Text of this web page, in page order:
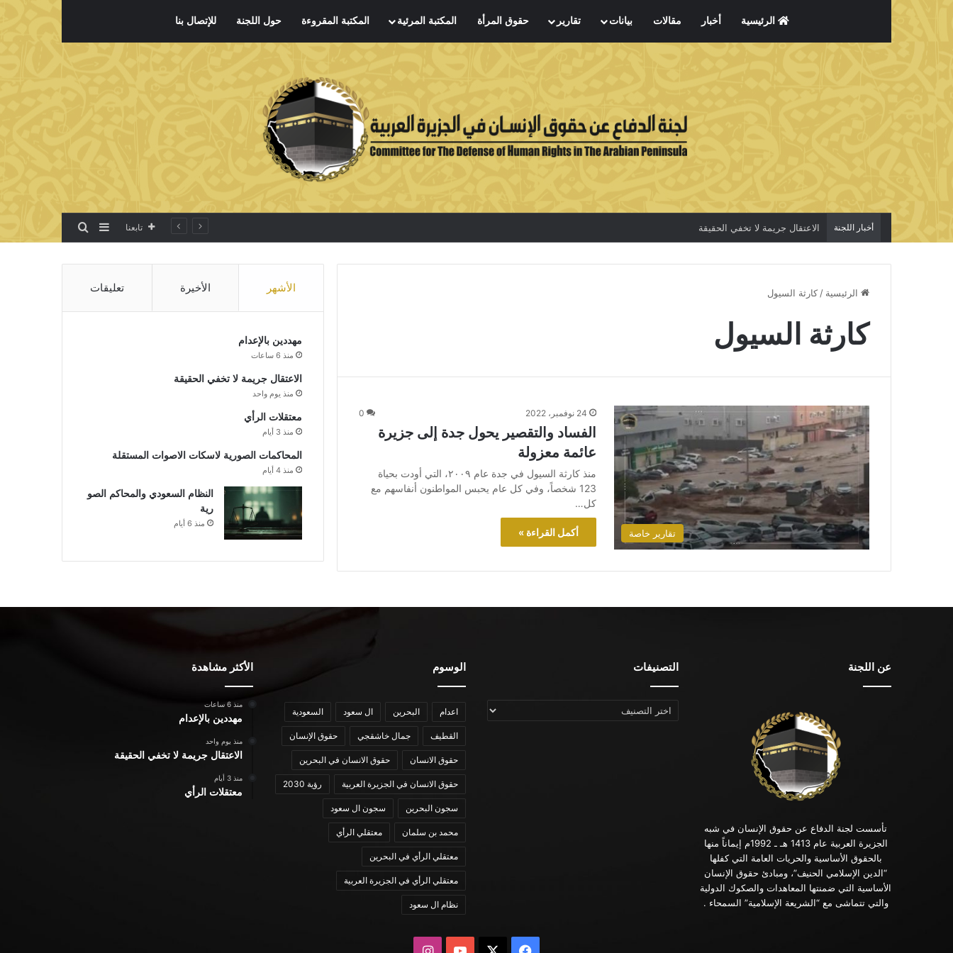
الرئيسية أخبار مقالات بيانات تقارير حقوق المرأة المكتبة المرئية المكتبة المقروءة حول اللجنة للإتصال بنا
أخبار اللجنة الاعتقال جريمة لا تخفي الحقيقة تابعنا إضافة عمود جانبي
بحث عن
الرئيسية / كارثة السيول
كارثة السيول
تقارير خاصة
24 نوفمبر، 2022 0
الفساد والتقصير يحول جدة إلى جزيرة
عائمة معزولة
منذ كارثة السيول في جدة عام ٢٠٠٩، التي أودت بحياة
123 شخصاً، وفي كل عام يحبس المواطنون أنفاسهم مع
كل…
أكمل القراءة »
الأشهر الأخيرة تعليقات
مهددين بالإعدام
منذ 6 ساعات
الاعتقال جريمة لا تخفي الحقيقة
منذ يوم واحد
معتقلات الرأي
منذ 3 أيام
المحاكمات الصورية لاسكات الاصوات المستقلة
منذ 4 أيام
النظام السعودي والمحاكم الصو
رية
منذ 6 أيام
عن اللجنة
تأسست لجنة الدفاع عن حقوق الإنسان في شبه
الجزيرة العربية عام 1413 هـ ـ 1992م إيماناً منها
بالحقوق الأساسية والحريات العامة التي كفلها
“الدين الإسلامي الحنيف”، ومبادئ حقوق الإنسان
الأساسية التي ضمنتها المعاهدات والصكوك الدولية
والتي تتماشى مع “الشريعة الإسلامية” السمحاء .
التصنيفات
التصنيفات
الوسوم
اعدام البحرين ال سعود السعودية
القطيف جمال خاشقجي حقوق الإنسان
حقوق الانسان حقوق الانسان في البحرين
حقوق الانسان في الجزيرة العربية رؤية 2030
سجون البحرين سجون ال سعود
محمد بن سلمان معتقلي الرأي
معتقلي الرأي في البحرين
معتقلي الرأي في الجزيرة العربية
نظام ال سعود
الأكثر مشاهدة
منذ 6 ساعات
مهددين بالإعدام
منذ يوم واحد
الاعتقال جريمة لا تخفي الحقيقة
منذ 3 أيام
معتقلات الرأي
فيسبوك يوتيوبانستقرام